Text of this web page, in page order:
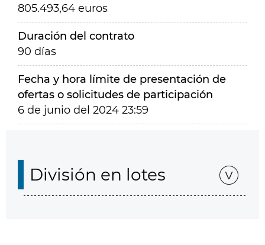
805.493,64 euros
Duración del contrato
90 días
Fecha y hora límite de presentación de
ofertas o solicitudes de participación
6 de junio del 2024 23:59
División en lotes